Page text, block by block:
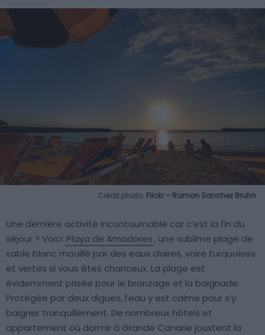
Crédit photo: Flickr – Ramon Sanchez Bruhn
Une dernière activité incontournable car c’est la fin du
séjour ? Voici Playa de Amadores, une sublime plage de
sable blanc mouillé par des eaux claires, voire turquoises
et vertes si vous êtes chanceux. La plage est
évidemment prisée pour le bronzage et la baignade.
Protégée par deux digues, l’eau y est calme pour s’y
baigner tranquillement. De nombreux hôtels et
appartement où dormir à Grande Canarie jouxtent la